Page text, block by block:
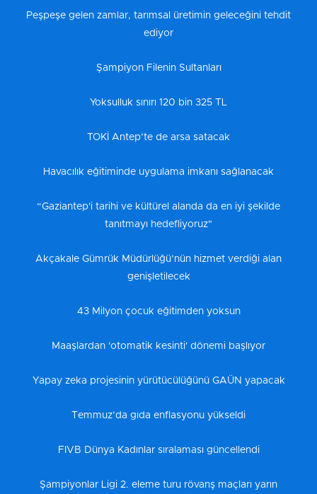
Peşpeşe gelen zamlar, tarımsal üretimin geleceğini tehdit
ediyor
Şampiyon Filenin Sultanları
Yoksulluk sınırı 120 bin 325 TL
TOKİ Antep’te de arsa satacak
Havacılık eğitiminde uygulama imkanı sağlanacak
“Gaziantep'i tarihi ve kültürel alanda da en iyi şekilde
tanıtmayı hedefliyoruz"
Akçakale Gümrük Müdürlüğü’nün hizmet verdiği alan
genişletilecek
43 Milyon çocuk eğitimden yoksun
Maaşlardan 'otomatik kesinti' dönemi başlıyor
Yapay zeka projesinin yürütücülüğünü GAÜN yapacak
Temmuz’da gıda enflasyonu yükseldi
FIVB Dünya Kadınlar sıralaması güncellendi
Şampiyonlar Ligi 2. eleme turu rövanş maçları yarın